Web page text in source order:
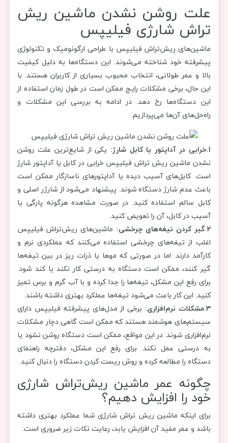
علت روشن نشدن ماشین ریش
تراش شارژی فیلیپس
ماشین‌های ریش‌تراش فیلیپس با طراحی ارگونومیک و تکنولوژی
پیشرفته خود شناخته می‌شوند. این دستگاه‌ها به دلیل کیفیت
بالا و عمر طولانی، انتخاب محبوب بسیاری از کاربران هستند. با
این حال، برخی مشکلات رایج ممکن است در طول زمان استفاده از
این دستگاه‌ها رخ دهد. در ادامه به بررسی این مشکلات و
راه‌حل‌های آن‌ها می‌پردازیم:
1.خرابی در آداپتور یا کابل شارژ:
یکی از شایع‌ترین علت روشن
نشدن ماشین ریش تراش فیلیپس خرابی در کابل یا آداپتور شارژ
است. کابل‌های آسیب دیده یا آداپتورهای ناسازگار ممکن است
باعث عدم شارژ دستگاه شوند. پیشنهاد می‌شود از شارژر اصلی و
کابل سالم استفاده کنید. در صورت مشاهده هرگونه پارگی یا
آسیب در کابل، آن را تعویض کنید.
2.گیر کردن تیغه‌های چرخشی:
ماشین‌های ریش‌تراش فیلیپس
اغلب از تیغه‌های چرخشی استفاده می‌کنند که عملکردی نرم و
کارآمد دارند. اما در صورتی که موها یا ذرات ریز در بین تیغه‌ها
گیر کنند، ممکن است دستگاه به درستی کار نکند یا کند شود.
برای رفع این مشکل، تیغه‌ها را جدا کرده و با آب گرم و برس تمیز
کنید. این کار باعث می‌شود تیغه‌ها عملکرد بهتری داشته باشند.
3.مشکلات نرم‌افزاری:
برخی از مدل‌های پیشرفته فیلیپس دارای
سیستم‌های هوشمند هستند که ممکن است گاهی دچار مشکلات
نرم‌افزاری شوند. در این مواقع، ممکن است دستگاه روشن نشود یا
به درستی عمل نکند. برای رفع این مشکل، دفترچه راهنمای
دستگاه را مطالعه کرده و روش ریست کردن دستگاه را دنبال کنید.
چگونه عمر ماشین ریش‌تراش شارژی
خود را افزایش دهیم؟
برای اینکه ماشین ریش‌ تراش شارژی شما عملکرد بهتری داشته
باشد و عمر مفید آن افزایش یابد، رعایت نکات زیر ضروری است: